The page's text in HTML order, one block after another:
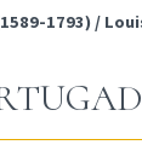
1793) /